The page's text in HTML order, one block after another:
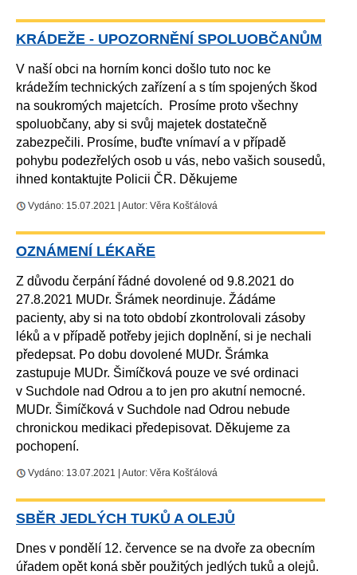
KRÁDEŽE - UPOZORNĚNÍ SPOLUOBČANŮM
V naší obci na horním konci došlo tuto noc ke
krádežím technických zařízení a s tím spojených škod
na soukromých majetcích. Prosíme proto všechny
spoluobčany, aby si svůj majetek dostatečně
zabezpečili. Prosíme, buďte vnímaví a v případě
pohybu podezřelých osob u vás, nebo vašich sousedů,
ihned kontaktujte Policii ČR. Děkujeme
Vydáno: 15.07.2021 | Autor: Věra Košťálová
OZNÁMENÍ LÉKAŘE
Z důvodu čerpání řádné dovolené od 9.8.2021 do
27.8.2021 MUDr. Šrámek neordinuje. Žádáme
pacienty, aby si na toto období zkontrolovali zásoby
léků a v případě potřeby jejich doplnění, si je nechali
předepsat. Po dobu dovolené MUDr. Šrámka
zastupuje MUDr. Šimíčková pouze ve své ordinaci
v Suchdole nad Odrou a to jen pro akutní nemocné.
MUDr. Šimíčková v Suchdole nad Odrou nebude
chronickou medikaci předepisovat. Děkujeme za
pochopení.
Vydáno: 13.07.2021 | Autor: Věra Košťálová
SBĚR JEDLÝCH TUKŮ A OLEJŮ
Dnes v pondělí 12. července se na dvoře za obecním
úřadem opět koná sběr použitých jedlých tuků a olejů.